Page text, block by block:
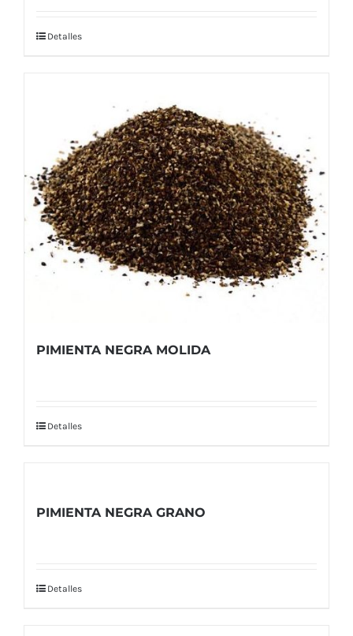
Detalles
PIMIENTA NEGRA MOLIDA
Detalles
PIMIENTA NEGRA GRANO
Detalles